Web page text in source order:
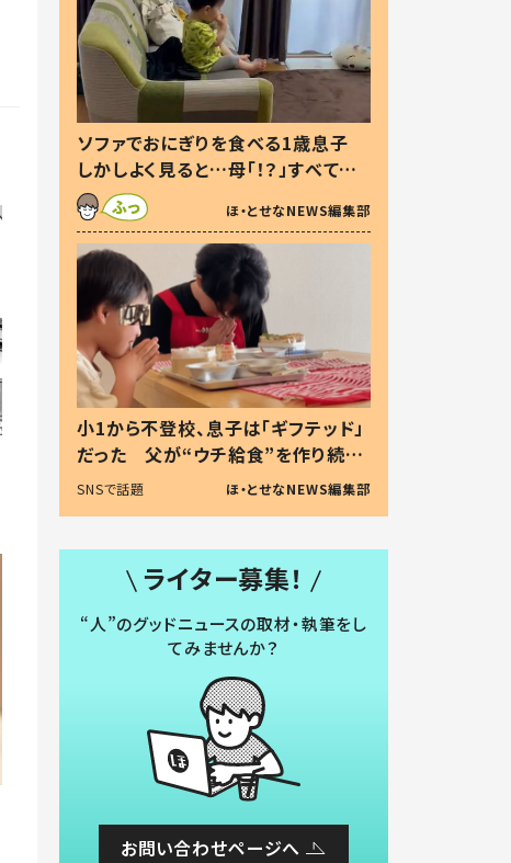
ソファでおにぎりを食べる1歳息子
しかしよく見ると…母「！？」すべてを
察した母の投稿に「可愛いから許
す！」「現行犯〜」
ほ・とせなNEWS編集部
小1から不登校、息子は「ギフテッド」
だった 父が“ウチ給食”を作り続け
る理由とは #令和の親 #令和の子
SNSで話題 ほ・とせなNEWS編集部
ライター募集！
“人”のグッドニュースの取材・執筆をし
てみませんか？
お問い合わせページへ